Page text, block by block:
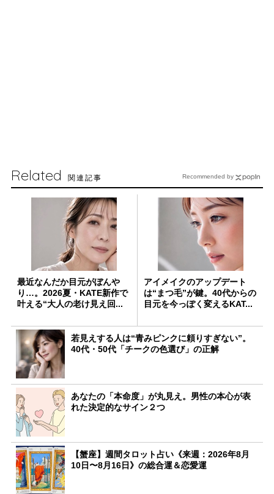
Related 関連記事
最近なんだか目元がぼんや
り…。2026夏・KATE新作で
叶える“大人の老け見え回...
アイメイクのアップデート
は“まつ毛”が鍵。40代からの
目元を今っぽく変えるKAT...
若見えする人は“青みピンクに頼りすぎない”。
40代・50代「チークの色選び」の正解
あなたの「本命度」が丸見え。男性の本心が表
れた決定的なサイン２つ
【蟹座】週間タロット占い《来週：2026年8月
10日〜8月16日》の総合運＆恋愛運
Recommended by